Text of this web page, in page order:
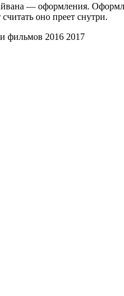
— оформления.
оно преет снутри.
фильмов 2016 2017